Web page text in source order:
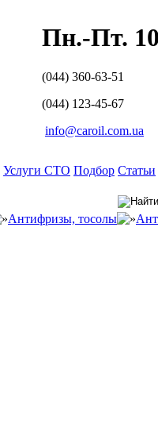
Пн.-Пт.
(044) 360-63-51
(044) 123-45-67
info@caroil.com.ua
Услуги СТО Подбор Статьи
Антифризы, тосолы